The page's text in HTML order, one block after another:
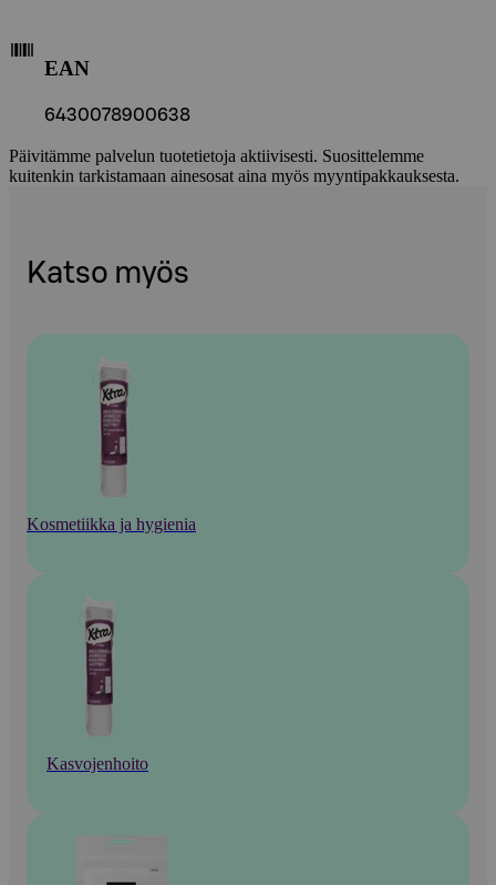
EAN
6430078900638
Päivitämme palvelun tuotetietoja aktiivisesti. Suosittelemme
kuitenkin tarkistamaan ainesosat aina myös myyntipakkauksesta.
Katso myös
Kosmetiikka ja hygienia
Kasvojenhoito